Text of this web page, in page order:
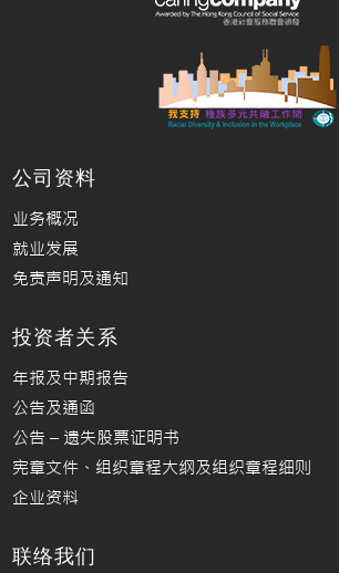
公司资料
业务概况
就业发展
免责声明及通知
投资者关系
年报及中期报告
公告及通函
公告 – 遗失股票证明书
宪章文件、组织章程大纲及组织章程细则
企业资料
联络我们